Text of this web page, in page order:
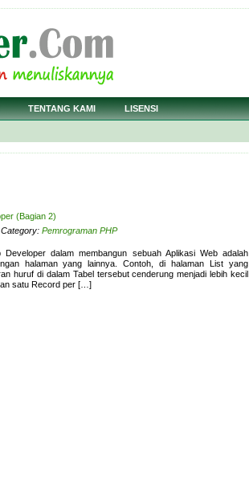
TENTANG KAMI LISENSI
(Bagian 2)
Category: Pemrograman PHP
dalam membangun sebuah Aplikasi Web adalah
halaman yang lainnya. Contoh, di halaman List yang
huruf di dalam Tabel tersebut cenderung menjadi lebih kecil
satu Record per […]